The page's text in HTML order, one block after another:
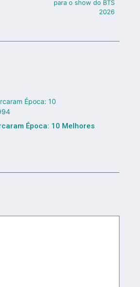
Época: 10 Melhores